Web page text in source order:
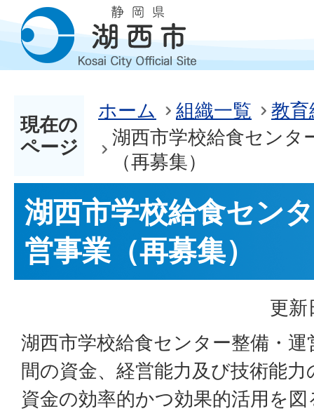
現在の
ページ
ホーム 組織一覧
教育
湖西市学校給食センタ
（再募集）
湖西市学校給食セン
営事業（再募集）
更新
湖西市学校給食センター整備・
間の資金、経営能力及び技術能
資金の効率的かつ効果的活用を